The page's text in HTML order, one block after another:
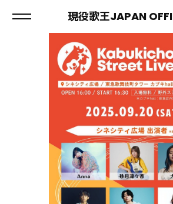
現役歌王JAPAN